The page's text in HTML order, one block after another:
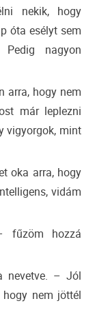
nekik, hogy
óta esélyt sem
nagyon
arra, hogy nem
már leplezni
vigyorgok, mint
oka arra, hogy
vidám
fűzöm hozzá
nevetve. – Jól
hogy nem jöttél